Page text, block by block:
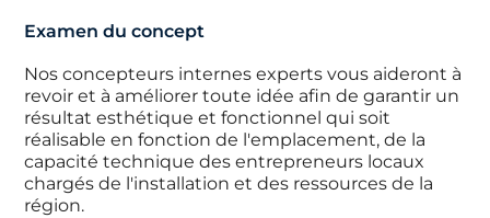
Examen du concept
Nos concepteurs internes experts vous aideront à
revoir et à améliorer toute idée afin de garantir un
résultat esthétique et fonctionnel qui soit
réalisable en fonction de l'emplacement, de la
capacité technique des entrepreneurs locaux
chargés de l'installation et des ressources de la
région.